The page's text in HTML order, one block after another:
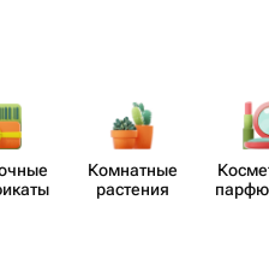
Комнатные
растения